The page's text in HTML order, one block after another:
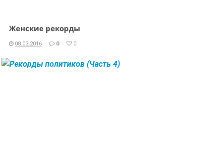
Женские рекорды
08.03.2016 0 0
ЧИТАТЬ ДАЛЕЕ